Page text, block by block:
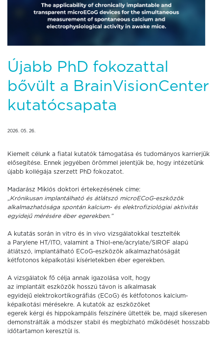
Újabb PhD fokozattal
bővült a BrainVisionCenter
kutatócsapata
2026. 05. 26.
Kiemelt célunk a fiatal kutatók támogatása és tudományos karrierjük
elősegítése. Ennek jegyében örömmel jelentjük be, hogy intézetünk
újabb kollégája szerzett PhD fokozatot.
Madarász Miklós doktori értekezésének címe:
„Krónikusan implantálható és átlátszó microECoG-eszközök
alkalmazhatósága spontán kalcium- és elektrofiziológiai aktivitás
egyidejű mérésére éber egerekben.”
A kutatás során in vitro és in vivo vizsgálatokkal tesztelték
a Parylene HT/ITO, valamint a Thiol-ene/acrylate/SIROF alapú
átlátszó, implantálható ECoG-eszközök alkalmazhatóságát
kétfotonos képalkotási kísérletekben éber egerekben.
A vizsgálatok fő célja annak igazolása volt, hogy
az implantált eszközök hosszú távon is alkalmasak
egyidejű elektrokortikográfiás (ECoG) és kétfotonos kalcium-
képalkotási mérésekre. A kutatók az eszközöket
egerek kérgi és hippokampális felszínére ültették be, majd sikeresen
demonstrálták a módszer stabil és megbízható működését hosszabb
időtartamon keresztül is.